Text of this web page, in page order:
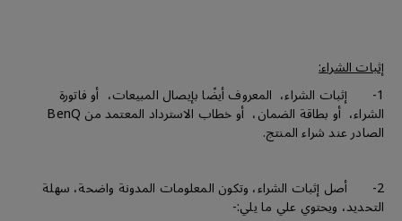
إثبات الشراء:
1- إثبات الشراء، المعروف أيضًا بإيصال المبيعات، أو فاتورة
الشراء، أو بطاقة الضمان، أو خطاب الاسترداد المعتمد من BenQ
الصادر عند شراء المنتج.
2- أصل إثبات الشراء، وتكون المعلومات المدونة واضحة، سهلة
التحديد، ويحتوي علي ما يلي:-